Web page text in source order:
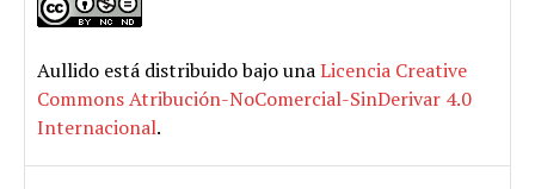
Aullido está distribuido bajo unaLicencia Creative
Commons Atribución-NoComercial-SinDerivar 4.0
Internacional.